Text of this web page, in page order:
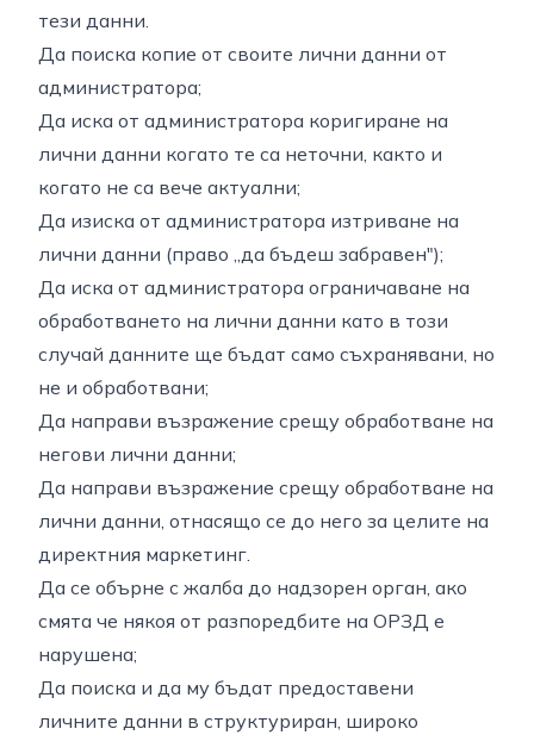
тези данни.
Да поиска копие от своите лични данни от
администратора;
Да иска от администратора коригиране на
лични данни когато те са неточни, както и
когато не са вече актуални;
Да изиска от администратора изтриване на
лични данни (право „да бъдеш забравен");
Да иска от администратора ограничаване на
обработването на лични данни като в този
случай данните ще бъдат само съхранявани, но
не и обработвани;
Да направи възражение срещу обработване на
негови лични данни;
Да направи възражение срещу обработване на
лични данни, отнасящо се до него за целите на
директния маркетинг.
Да се обърне с жалба до надзорен орган, ако
смята че някоя от разпоредбите на ОРЗД е
нарушена;
Да поиска и да му бъдат предоставени
личните данни в структуриран, широко